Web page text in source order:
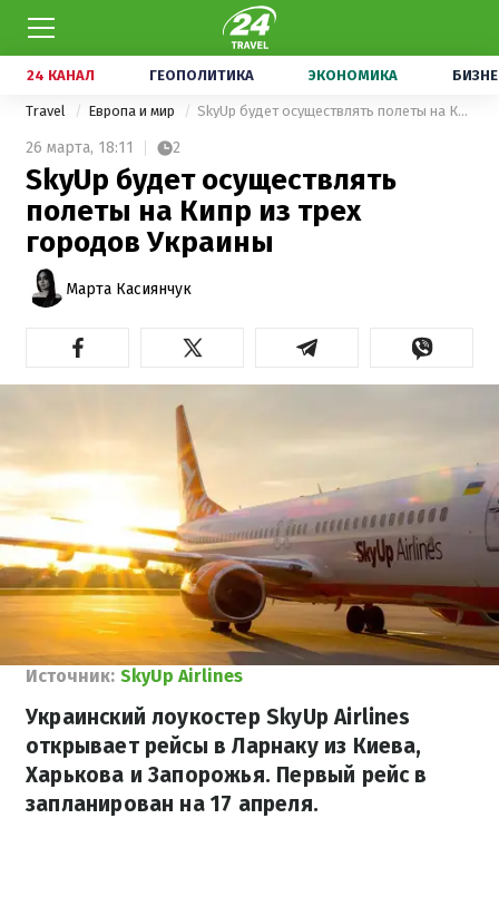
24 КАНАЛ ГЕОПОЛИТИКА ЭКОНОМИКА
Travel Европа и мир SkyUp будет осуществлять полеты на Кипр из трех городов Украины
26 марта, 18:11 2
SkyUp будет осуществлять
полеты на Кипр из трех
городов Украины
Марта Касиянчук
Источник: SkyUp Airlines
Украинский лоукостер SkyUp Airlines
открывает рейсы в Ларнаку из Киева,
Харькова и Запорожья. Первый рейс в
запланирован на 17 апреля.